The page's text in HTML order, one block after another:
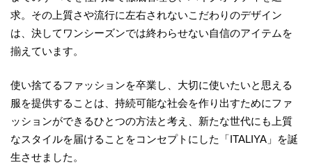
求。その上質さや流行に左右されないこだわりのデザイン
は、決してワンシーズンでは終わらせない自信のアイテムを
揃えています。
使い捨てるファッションを卒業し、大切に使いたいと思える
服を提供することは、持続可能な社会を作り出すためにファ
ッションができるひとつの方法と考え、新たな世代にも上質
なスタイルを届けることをコンセプトにした「ITALIYA」を誕
生させました。